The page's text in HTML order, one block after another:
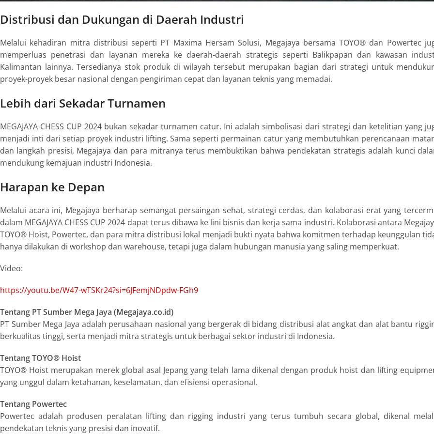
Distribusi dan Dukungan di Daerah Industri
Melalui kehadiran mitra distribusi seperti PT Maxima Hersam Solusi, Megajaya bersama TOYO® dan Powertec
memperluas penetrasi dan layanan mereka ke daerah-daerah strategis seperti Balikpapan dan kawasan
Kalimantan lainnya. Tersedianya stok produk di wilayah tersebut merupakan bagian dari strategi untuk
proyek-proyek besar nasional dengan pengiriman cepat dan layanan teknis yang memadai.
Lebih dari Sekadar Turnamen
MEGAJAYA CHESS CUP 2024 bukan sekadar turnamen catur. Ini adalah simbolisasi dari strategi dan ketelitian yang
menjadi inti dari setiap proyek industri lifting. Sama seperti permainan catur yang membutuhkan perencanaan
dan langkah presisi, Megajaya dan para mitranya terus membuktikan bahwa pendekatan strategis adalah kunci
mendukung kemajuan industri Indonesia.
Harapan ke Depan
Melalui acara ini, Megajaya berharap semangat persaingan sehat, strategi cerdas, dan kolaborasi erat yang
dalam MEGAJAYA CHESS CUP 2024 dapat terus dibawa ke lini bisnis dan kerja sama industri. Kolaborasi antara
TOYO® Hoist, Powertec, dan para mitra distribusi lokal menjadi bukti nyata bahwa komitmen terhadap keunggulan
hanya dilakukan di workshop dan warehouse, tetapi juga dalam hubungan manusia yang saling memperkuat.
Video:
https://youtu.be/W47-wTSKr24?si=6JFemjNDpdw-FGh9
Tentang PT Sumber Mega Jaya (Megajaya.co.id)
PT Sumber Mega Jaya adalah perusahaan nasional yang bergerak di bidang distribusi alat angkat dan alat bantu
berkualitas tinggi, serta menjadi mitra strategis untuk berbagai sektor industri di Indonesia.
Tentang TOYO® Hoist
TOYO® Hoist merupakan merek global asal Jepang yang telah lama dikenal dengan produk hoist dan lifting
yang unggul dalam ketahanan, keselamatan, dan efisiensi operasional.
Tentang Powertec
Powertec adalah produsen peralatan lifting dan rigging industri yang terus tumbuh secara global, dikenal
pendekatan teknis yang presisi dan inovatif.